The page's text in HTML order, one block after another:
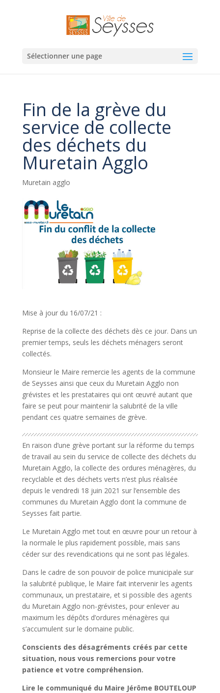
Sélectionner une page
Fin de la grève du
service de collecte
des déchets du
Muretain Agglo
Muretain agglo
Mise à jour du 16/07/21 :
Reprise de la collecte des déchets dès ce jour. Dans un
premier temps, seuls les déchets ménagers seront
collectés.
Monsieur le Maire remercie les agents de la commune
de Seysses ainsi que ceux du Muretain Agglo non
grévistes et les prestataires qui ont œuvré autant que
faire se peut pour maintenir la salubrité de la ville
pendant ces quatre semaines de grève.
En raison d’une grève portant sur la réforme du temps
de travail au sein du service de collecte des déchets du
Muretain Agglo, la collecte des ordures ménagères, du
recyclable et des déchets verts n’est plus réalisée
depuis le vendredi 18 juin 2021 sur l’ensemble des
communes du Muretain Agglo dont la commune de
Seysses fait partie.
Le Muretain Agglo met tout en œuvre pour un retour à
la normale le plus rapidement possible, mais sans
céder sur des revendications qui ne sont pas légales.
Dans le cadre de son pouvoir de police municipale sur
la salubrité publique, le Maire fait intervenir les agents
communaux, un prestataire, et si possible des agents
du Muretain Agglo non-grévistes, pour enlever au
maximum les dépôts d’ordures ménagères qui
s’accumulent sur le domaine public.
Conscients des désagréments créés par cette
situation, nous vous remercions pour votre
patience et votre compréhension.
Lire le communiqué du Maire Jérôme BOUTELOUP